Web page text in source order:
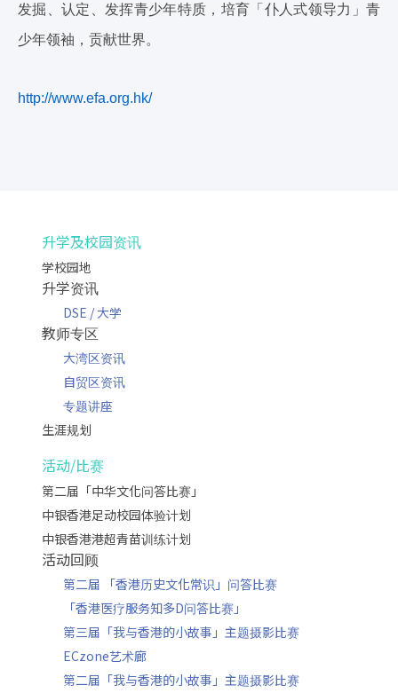
发掘、认定、发挥青少年特质，培育「仆人式领导力」青
少年领袖，贡献世界。
http://www.efa.org.hk/
升学及校园资讯
学校园地
升学资讯
DSE / 大学
教师专区
大湾区资讯
自贸区资讯
专题讲座
生涯规划
活动/比赛
第二届「中华文化问答比赛」
中银香港足动校园体验计划
中银香港港超青苗训练计划
活动回顾
第二届 「香港历史文化常识」问答比赛
「香港医疗服务知多D问答比赛」
第三届「我与香港的小故事」主题摄影比赛
ECzone艺术廊
第二届「我与香港的小故事」主题摄影比赛